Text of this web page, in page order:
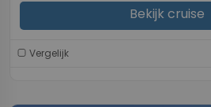
Bekijk cruise
Vergelijk